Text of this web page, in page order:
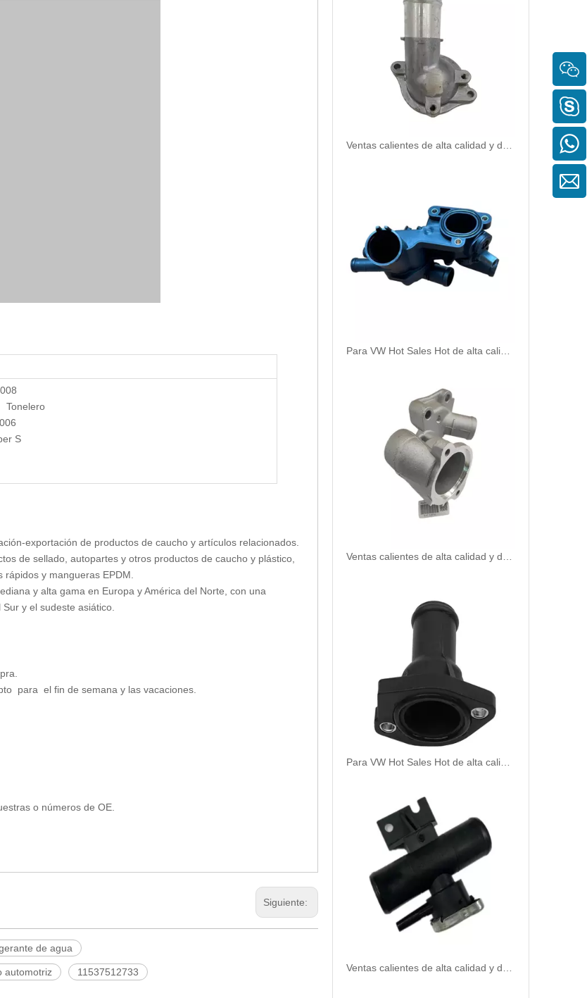
Tonelero
S
exportación de productos de caucho y artículos relacionados.
de sellado, autopartes y otros productos de caucho y plástico,
y mangueras EPDM.
y alta gama en Europa y América del Norte, con una
y el sudeste asiático.
para el fin de semana y las vacaciones.
o números de OE.
Siguiente:
de agua
automotriz 11537512733